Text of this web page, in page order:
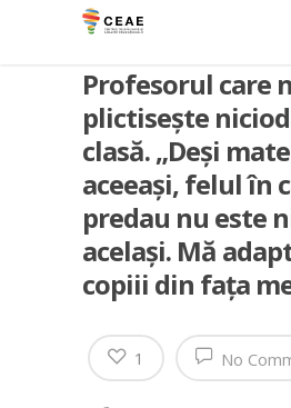
Profesorul care
plictisește
clasă. „Deși
aceeași, felul în
predau nu este
același. Mă
copiii din fața
No
1